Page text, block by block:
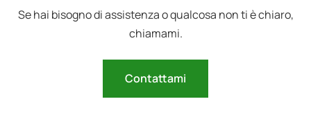
Se hai bisogno di assistenza o qualcosa non ti è chiaro,
chiamami.
Contattami